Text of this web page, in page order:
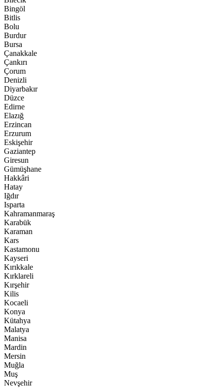
Bingöl
Bitlis
Bolu
Burdur
Bursa
Çanakkale
Çankırı
Çorum
Denizli
Diyarbakır
Düzce
Edirne
Elazığ
Erzincan
Erzurum
Eskişehir
Gaziantep
Giresun
Gümüşhane
Hakkâri
Hatay
Iğdır
Isparta
Kahramanmaraş
Karabük
Karaman
Kars
Kastamonu
Kayseri
Kırıkkale
Kırklareli
Kırşehir
Kilis
Kocaeli
Konya
Kütahya
Malatya
Manisa
Mardin
Mersin
Muğla
Muş
Nevşehir